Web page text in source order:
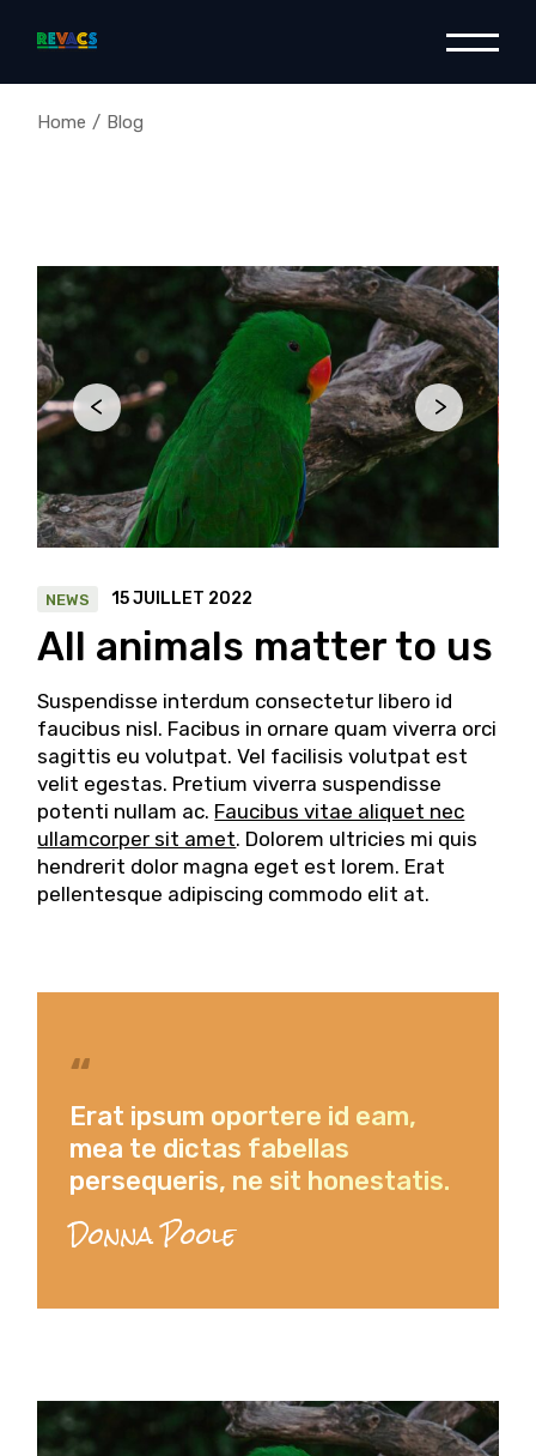
Home Blog
NEWS 15 JUILLET 2022
All animals matter to us
Suspendisse interdum consectetur libero id
faucibus nisl. Facibus in ornare quam viverra orci
sagittis eu volutpat. Vel facilisis volutpat est
velit egestas. Pretium viverra suspendisse
potenti nullam ac. Faucibus vitae aliquet nec
ullamcorper sit amet. Dolorem ultricies mi quis
hendrerit dolor magna eget est lorem. Erat
pellentesque adipiscing commodo elit at.
Erat ipsum oportere id eam,
mea te dictas fabellas
persequeris, ne sit honestatis.
Donna Poole